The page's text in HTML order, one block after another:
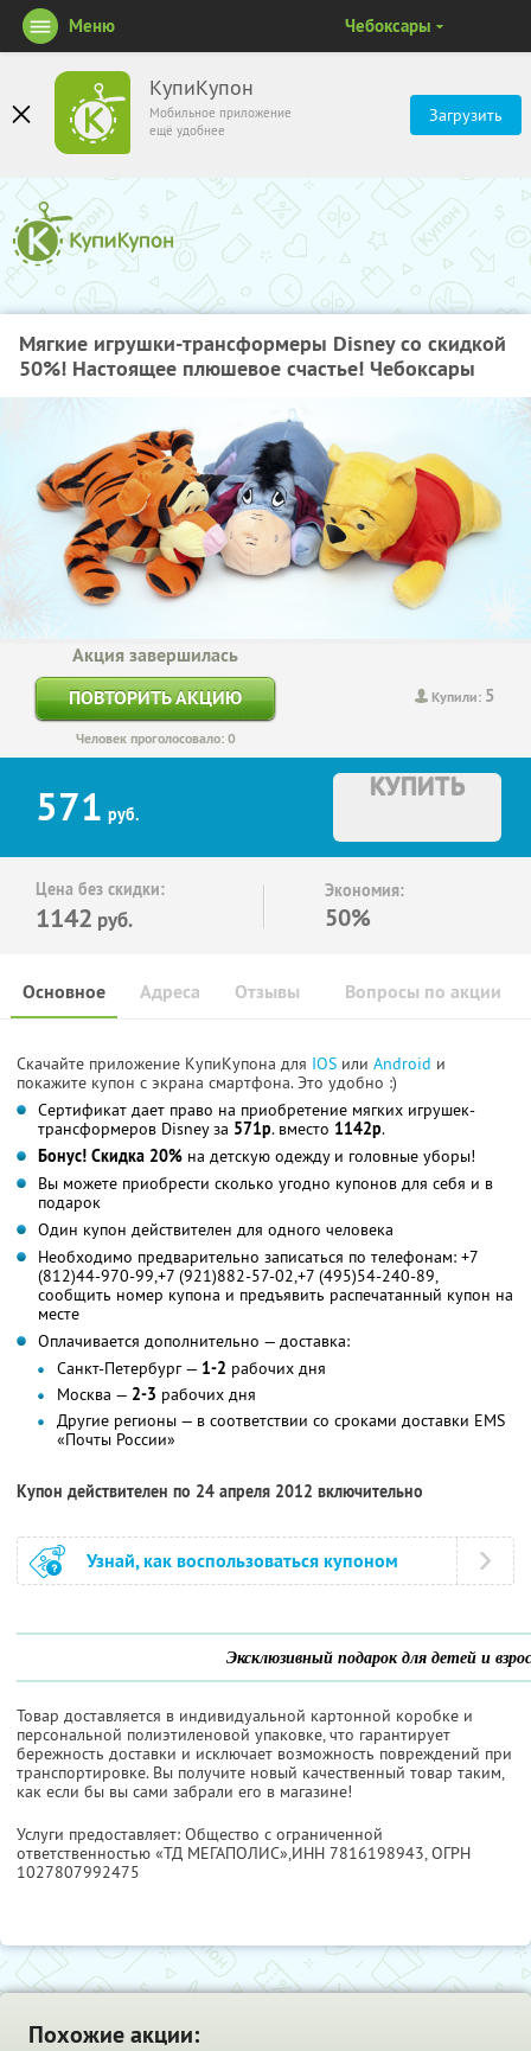
КупиКупон
Мобильное приложение
ещё удобнее
Загрузить
Меню Чебоксары
Мягкие игрушки-трансформеры Disney со скидкой
50%! Настоящее плюшевое счастье! Чебоксары
Купили: 5
Акция завершилась
ПОВТОРИТЬ АКЦИЮ
Человек проголосовало: 0
571 руб.
КУПИТЬ
Цена без скидки:
1142 руб.
Экономия:
50%
Основное Отзывы Вопросы по акции
Адреса
Скачайте приложение КупиКупона для IOS или Android и
покажите купон с экрана смартфона. Это удобно :)
Сертификат дает право на приобретение мягких игрушек-
трансформеров Disney за 571р. вместо 1142р.
Бонус! Скидка 20% на детскую одежду и головные уборы!
Вы можете приобрести сколько угодно купонов для себя и в
подарок
Один купон действителен для одного человека
Необходимо предварительно записаться по телефонам: +7
(812)44-970-99,+7 (921)882-57-02,+7 (495)54-240-89,
сообщить номер купона и предъявить распечатанный купон на
месте
Оплачивается дополнительно — доставка:
Санкт-Петербург — 1-2 рабочих дня
Москва — 2-3 рабочих дня
Другие регионы — в соответствии со сроками доставки EMS
«Почты России»
Купон действителен по 24 апреля 2012 включительно
Узнай, как воспользоваться купоном
Эксклюзивный подарок для детей и
Товар доставляется в индивидуальной картонной коробке и
персональной полиэтиленовой упаковке, что гарантирует
бережность доставки и исключает возможность повреждений при
транспортировке. Вы получите новый качественный товар таким,
как если бы вы сами забрали его в магазине!
Услуги предоставляет: Общество с ограниченной
ответственностью «ТД МЕГАПОЛИС»,ИНН 7816198943, ОГРН
1027807992475
Похожие акции: